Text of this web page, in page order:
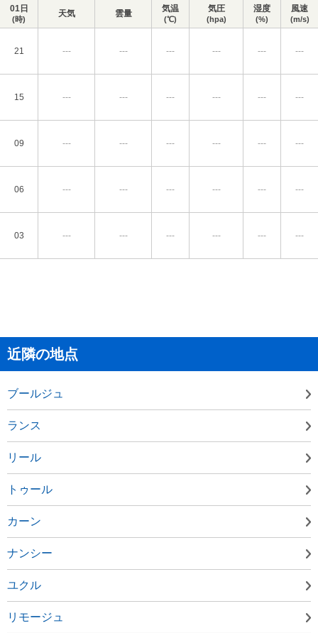
01日
(時)
天気 雲量 気温
(℃)
気圧
(hpa)
湿度
(%)
風速
(m/s)
21 --- --- --- --- --- ---
15 --- --- --- --- --- ---
09 --- --- --- --- --- ---
06 --- --- --- --- --- ---
03 --- --- --- --- --- ---
近隣の地点
ブールジュ
ランス
リール
トゥール
カーン
ナンシー
ユクル
リモージュ